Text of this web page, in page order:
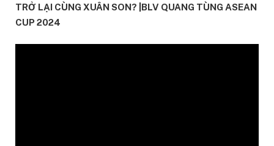
TRỞ LẠI CÙNG XUÂN SON? |BLV QUANG TÙNG ASEAN
CUP 2024